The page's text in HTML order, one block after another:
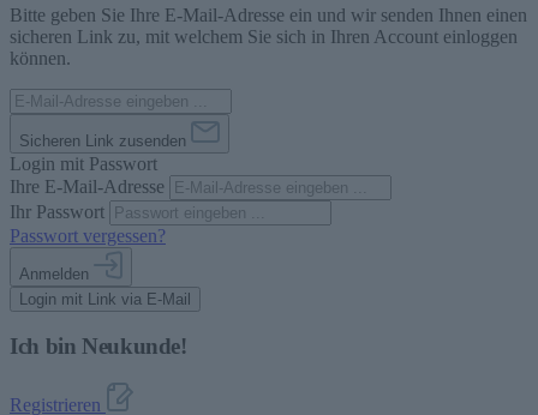
Bitte geben Sie Ihre E-Mail-Adresse ein und wir senden Ihnen einen
sicheren Link zu, mit welchem Sie sich in Ihren Account einloggen
können.
Sicheren Link zusenden
Login mit Passwort
Ihre E-Mail-Adresse
Ihr Passwort
Passwort vergessen?
Anmelden
Login mit Link via E-Mail
Ich bin Neukunde!
Registrieren